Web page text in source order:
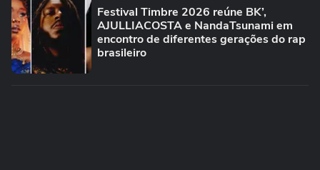
Festival Timbre 2026 reúne BK’,
AJULLIACOSTA e NandaTsunami em
encontro de diferentes gerações do rap
brasileiro